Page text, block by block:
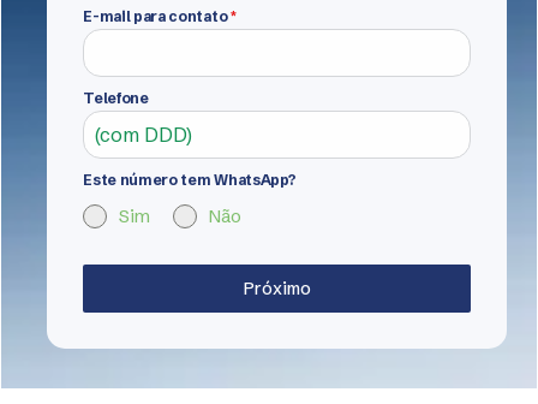
E-mail para contato*
Telefone
Este número tem WhatsApp?
Sim Não
Próximo